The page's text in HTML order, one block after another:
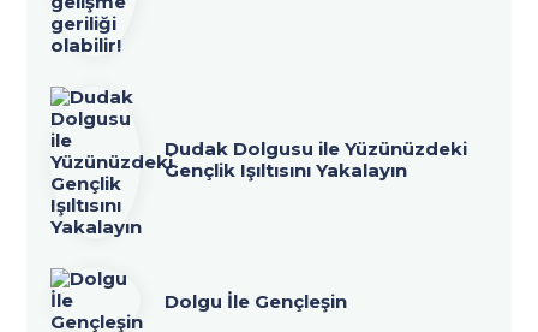
Dudak Dolgusu ile Yüzünüzdeki
Gençlik Işıltısını Yakalayın
Dolgu İle Gençleşin